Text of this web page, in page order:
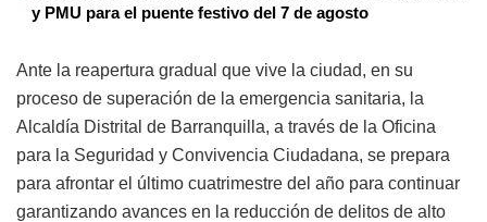
y PMU para el puente festivo del 7 de agosto
Ante la reapertura gradual que vive la ciudad, en su
proceso de superación de la emergencia sanitaria, la
Alcaldía Distrital de Barranquilla, a través de la Oficina
para la Seguridad y Convivencia Ciudadana, se prepara
para afrontar el último cuatrimestre del año para continuar
garantizando avances en la reducción de delitos de alto